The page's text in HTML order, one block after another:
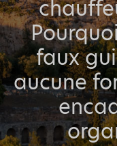
faux
aucune